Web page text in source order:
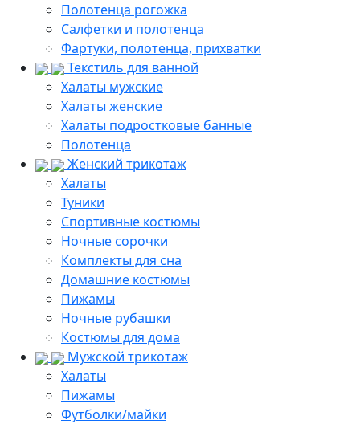
Полотенца рогожка
Салфетки и полотенца
Фартуки, полотенца, прихватки
Текстиль для ванной
Халаты мужские
Халаты женские
Халаты подростковые банные
Полотенца
Женский трикотаж
Халаты
Туники
Спортивные костюмы
Ночные сорочки
Комплекты для сна
Домашние костюмы
Пижамы
Ночные рубашки
Костюмы для дома
Мужской трикотаж
Халаты
Пижамы
Футболки/майки